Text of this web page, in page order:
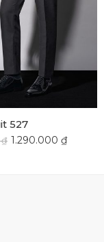
527
₫ 1.290.000 ₫